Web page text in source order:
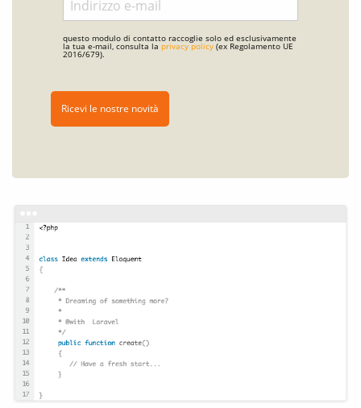
questo modulo di contatto raccoglie solo ed esclusivamente
la tua e-mail, consulta la privacy policy (ex Regolamento UE
2016/679).
Ricevi le nostre novità